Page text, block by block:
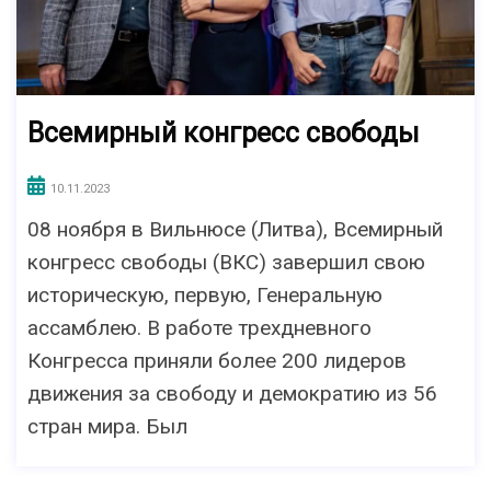
Всемирный конгресс свободы
10.11.2023
08 ноября в Вильнюсе (Литва), Всемирный
конгресс свободы (ВКС) завершил свою
историческую, первую, Генеральную
ассамблею. В работе трехдневного
Конгресса приняли более 200 лидеров
движения за свободу и демократию из 56
стран мира. Был